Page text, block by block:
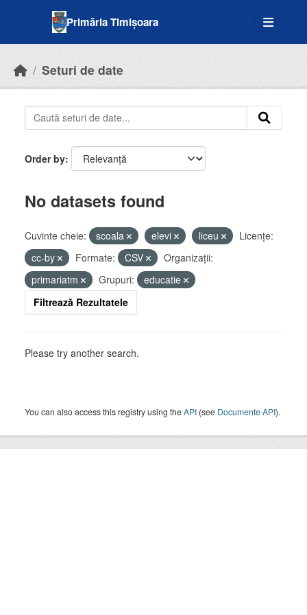
Primăria Timișoara
Seturi de date
Order by
No datasets found
Cuvinte cheie: scoala elevi liceu
Licenţe:
cc-by
Formate: CSV
Organizații:
primariatm
Grupuri:
educatie
Filtrează Rezultatele
Please try another search.
You can also access this registry using theAPI (see Documente API).